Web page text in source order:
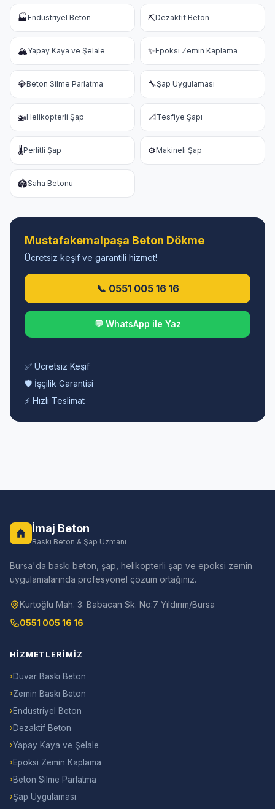
🏭Endüstriyel Beton ⛏️Dezaktif Beton
🏔️Yapay Kaya ve Şelale ✨Epoksi Zemin Kaplama
💎Beton Silme Parlatma 🔧Şap Uygulaması
🚁Helikopterli Şap 📐Tesfiye Şapı
🌡️Perlitli Şap ⚙️Makineli Şap
🏟️Saha Betonu
Mustafakemalpaşa Beton Dökme
Ücretsiz keşif ve garantili hizmet!
📞 0551 005 16 16
💬 WhatsApp ile Yaz
✅ Ücretsiz Keşif
🛡️ İşçilik Garantisi
⚡ Hızlı Teslimat
İmaj Beton
Baskı Beton & Şap Uzmanı
Bursa'da baskı beton, şap, helikopterli şap ve epoksi zemin
uygulamalarında profesyonel çözüm ortağınız.
Kurtoğlu Mah. 3. Babacan Sk. No:7 Yıldırım/Bursa
0551 005 16 16
HIZMETLERIMIZ
› Duvar Baskı Beton
›Zemin Baskı Beton
› Endüstriyel Beton
› Dezaktif Beton
›Yapay Kaya ve Şelale
› Epoksi Zemin Kaplama
› Beton Silme Parlatma
›Şap Uygulaması